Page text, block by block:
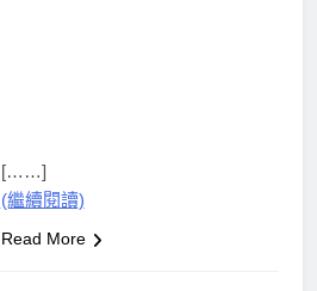
[……]
(繼續閱讀)
Read More